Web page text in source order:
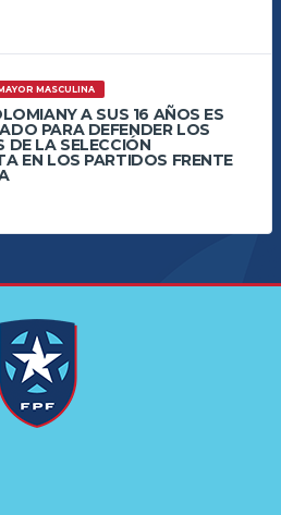
MASCULINA
A SUS 16 AÑOS ES
PARA DEFENDER LOS
DE LA SELECCIÓN
EN LOS PARTIDOS FRENTE